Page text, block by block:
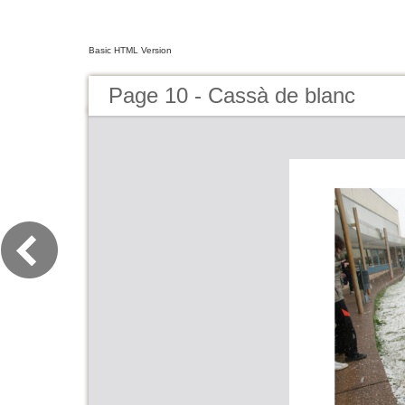
Basic HTML Version
Page 10 - Cassà de blanc